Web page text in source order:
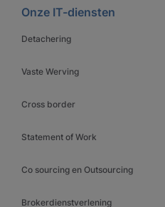
Onze IT-diensten
Detachering
Vaste Werving
Cross border
Statement of Work
Co sourcing en Outsourcing
Brokerdienstverlening